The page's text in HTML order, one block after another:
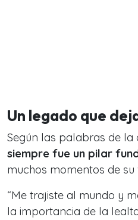
Un legado que
Según las palabras de la
siempre fue un pilar
muchos momentos de su
“Me trajiste al mundo y
la importancia de la